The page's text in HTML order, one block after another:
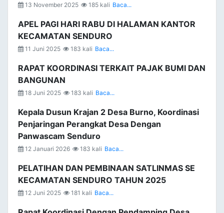
13 November 2025 185 kali Baca...
APEL PAGI HARI RABU DI HALAMAN KANTOR
KECAMATAN SENDURO
11 Juni 2025 183 kali Baca...
RAPAT KOORDINASI TERKAIT PAJAK BUMI DAN
BANGUNAN
18 Juni 2025 183 kali Baca...
Kepala Dusun Krajan 2 Desa Burno, Koordinasi
Penjaringan Perangkat Desa Dengan
Panwascam Senduro
12 Januari 2026 183 kali Baca...
PELATIHAN DAN PEMBINAAN SATLINMAS SE
KECAMATAN SENDURO TAHUN 2025
12 Juni 2025 181 kali Baca...